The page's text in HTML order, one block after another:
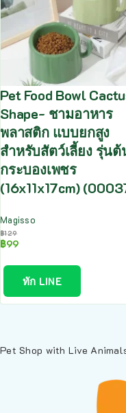
Pet Food Bowl
Shape- ชามอาหาร
พลาสติก แบบยกสูง
สำหรับสัตว์เลี้ยง รุ่นต้
กระบองเพชร
(16x11x17cm)
Magisso
฿129
฿99
ทัก LINE
Pet Shop with Live